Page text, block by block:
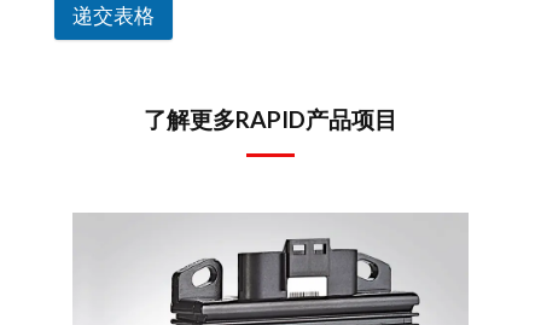
递交表格
了解更多RAPID产品项目